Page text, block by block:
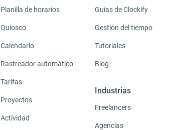
Planilla de horarios
Quiosco
Calendario
Rastreador automático
Tarifas
Proyectos
Actividad
Guías de Clockify
Gestión del tiempo
Tutoriales
Blog
Industrias
Freelancers
Agencias